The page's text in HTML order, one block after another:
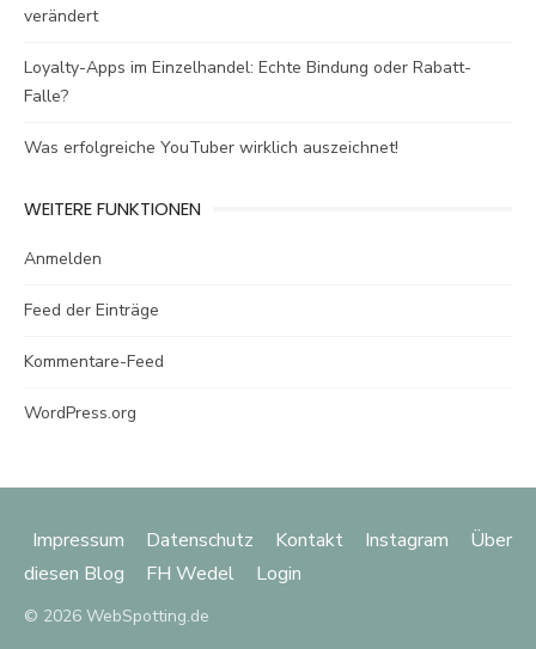
verändert
Loyalty-Apps im Einzelhandel: Echte Bindung oder Rabatt-
Falle?
Was erfolgreiche YouTuber wirklich auszeichnet!
WEITERE FUNKTIONEN
Anmelden
Feed der Einträge
Kommentare-Feed
WordPress.org
Impressum Datenschutz Kontakt Instagram
Über
diesen Blog
FH Wedel Login
© 2026 WebSpotting.de